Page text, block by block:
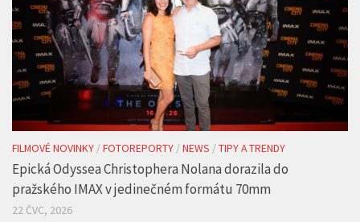
FILMOVÉ NOVINKY /FOTOREPORTY /NEWS /TIPY A TRENDY
Epická Odyssea Christophera Nolana dorazila do
pražského IMAX v jedinečném formátu 70mm
22 ČVC, 2026